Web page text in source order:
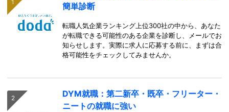
簡単診断
転職人気企業ランキング上位300社の中から、あなた
が転職できる可能性のある企業を診断し、メールでお
知らせします。実際に求人に応募する前に、まずは合
格可能性をチェックしてみませんか。
DYM就職：第二新卒・既卒・フリーター・
ニートの就職に強い